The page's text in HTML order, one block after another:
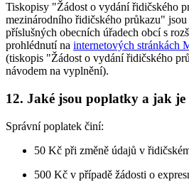
Tiskopisy "Žádost o vydání řidičského
mezinárodního řidičského průkazu"
příslušných obecních úřadech obcí s
prohlédnutí na internetových stránkách
(tiskopis "Žádost o vydání řidičského
návodem na vyplnění).
12. Jaké jsou poplatky a jak
Správní poplatek činí:
50 Kč při změně údajů v
500 Kč v případě žádosti o